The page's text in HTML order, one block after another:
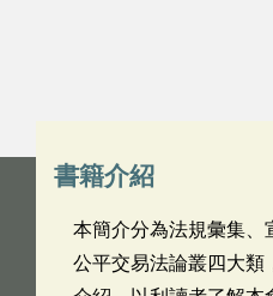
書籍介紹
本簡介分為法規彙集、
公平交易法論叢四大類